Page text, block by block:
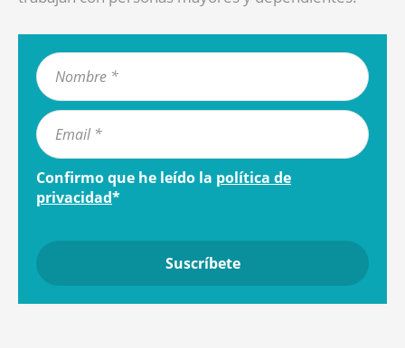
Confirmo que he leído la política de
privacidad*